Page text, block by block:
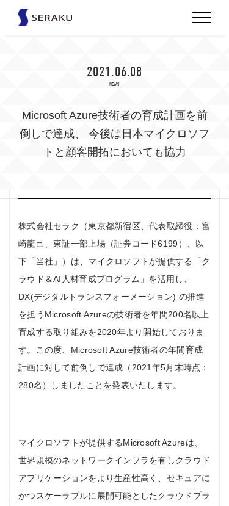
2021.06.08
NEWS
Microsoft Azure技術者の育成計画を前
倒しで達成、 今後は日本マイクロソフ
トと顧客開拓においても協力
株式会社セラク（東京都新宿区、代表取締役：宮
崎⿓⼰、東証一部上場（証券コード6199）、以
下「当社」）は、マイクロソフトが提供する「ク
ラウド＆AI人材育成プログラム」を活用し、
DX(デジタルトランスフォーメーション) の推進
を担うMicrosoft Azureの技術者を年間200名以上
育成する取り組みを2020年より開始しておりま
す。この度、Microsoft Azure技術者の年間育成
計画に対して前倒しで達成（2021年5月末時点：
280名）しましたことを発表いたします。
マイクロソフトが提供するMicrosoft Azureは、
世界規模のネットワークインフラを有しクラウド
アプリケーションをより生産性高く、セキュアに
かつスケーラブルに展開可能としたクラウドプラ